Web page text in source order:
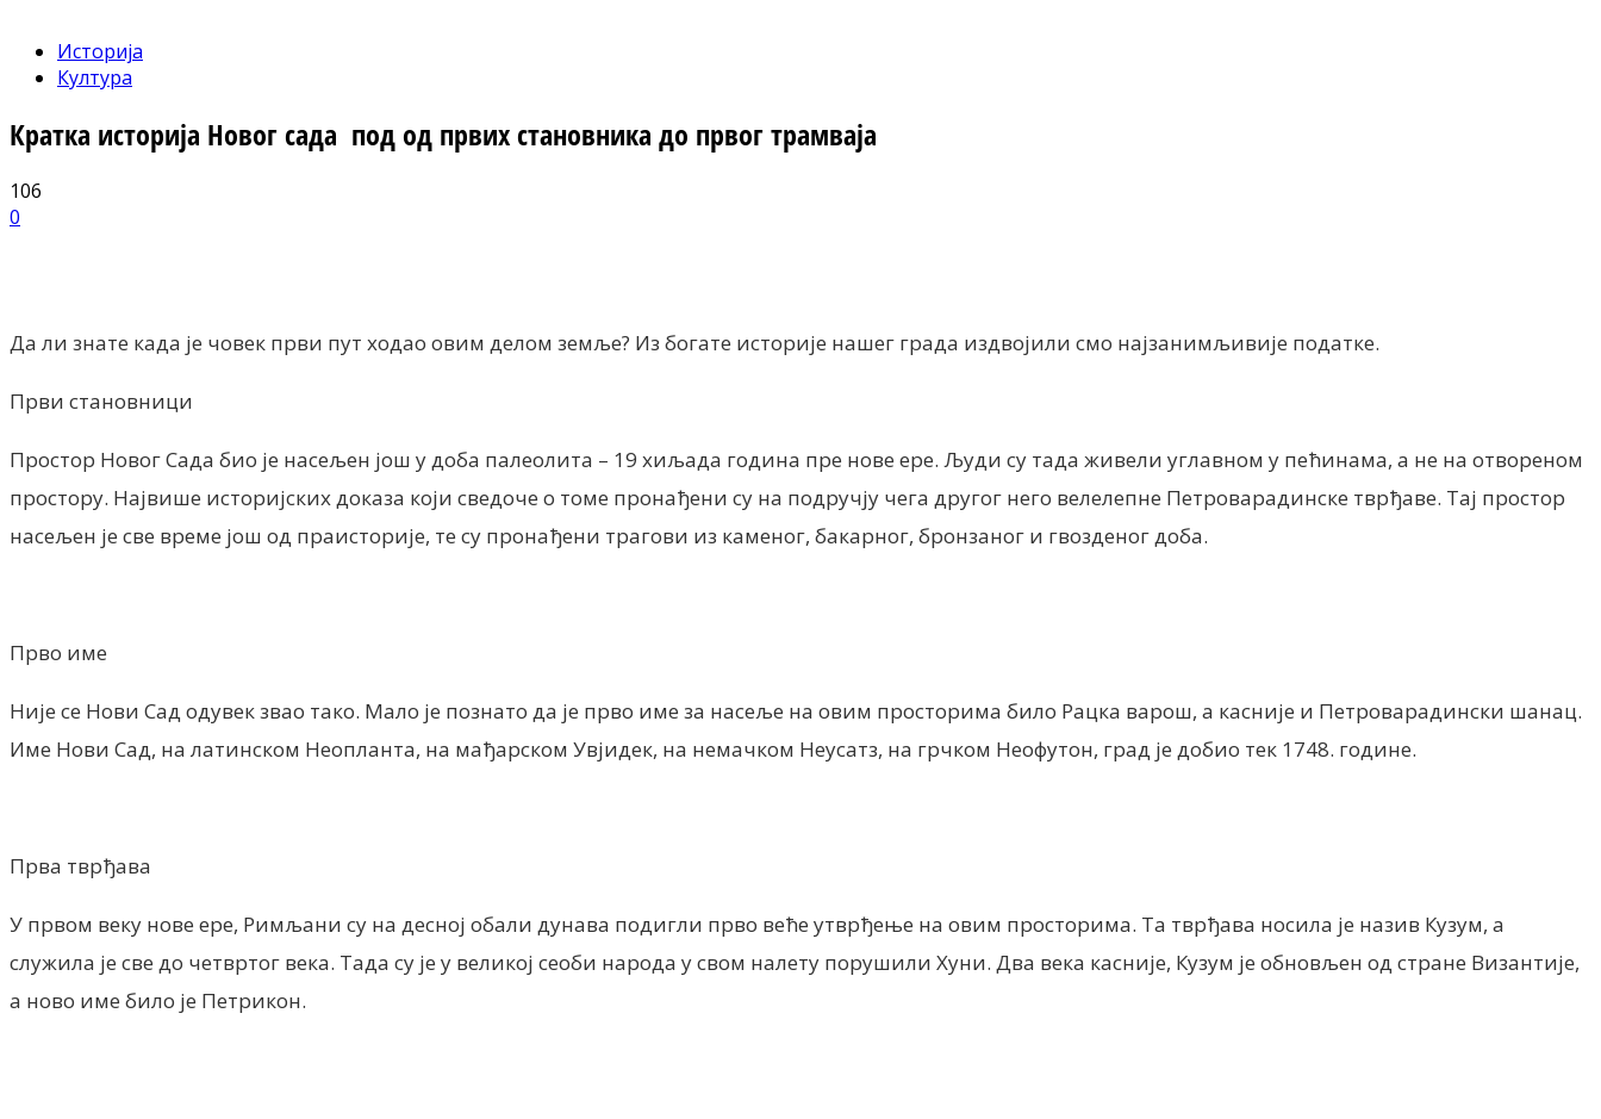
Историја
Култура
Кратка историја Новог сада под од првих становника до првог трамваја
106
0
Да ли знате када је човек први пут ходао овим делом земље? Из богате историје нашег града издвојили смо најзанимљивије податке.
Први становници
Простор Новог Сада био је насељен још у доба палеолита – 19 хиљада година пре нове ере. Људи су тада живели углавном у пећинама, а не на отвореном
простору. Највише историјских доказа који сведоче о томе пронађени су на подручју чега другог него велелепне Петроварадинске тврђаве. Тај простор
насељен је све време још од праисторије, те су пронађени трагови из каменог, бакарног, бронзаног и гвозденог доба.
Прво име
Није се Нови Сад одувек звао тако. Мало је познато да је прво име за насеље на овим просторима било Рацка варош, а касније и Петроварадински шанац.
Име Нови Сад, на латинском Неопланта, на мађарском Увјидек, на немачком Неусатз, на грчком Неофyтон, град је добио тек 1748. године.
Прва тврђава
У првом веку нове ере, Римљани су на десној обали дунава подигли прво веће утврђење на овим просторима. Та тврђава носила је назив Кузум, а
служила је све до четвртог века. Тада су је у великој сеоби народа у свом налету порушили Хуни. Два века касније, Кузум је обновљен од стране Византије,
а ново име било је Петрикон.